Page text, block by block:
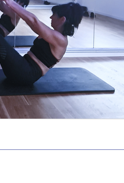
Schönheit Challenge
Familien-Oster-Challenge